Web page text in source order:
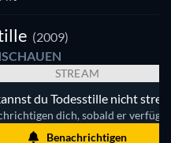
(2009)
STREAM
du Todesstille nicht
dich, sobald er
Benachrichtigen